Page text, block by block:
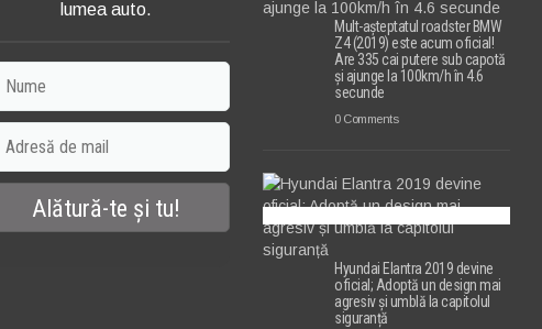
lumea auto.
Mult-așteptatul roadster BMW
Z4 (2019) este acum oficial!
Are 335 cai putere sub capotă
și ajunge la 100km/h în 4.6
secunde
0 Comments
Hyundai Elantra 2019 devine
oficial; Adoptă un design mai
agresiv și umblă la capitolul
siguranță